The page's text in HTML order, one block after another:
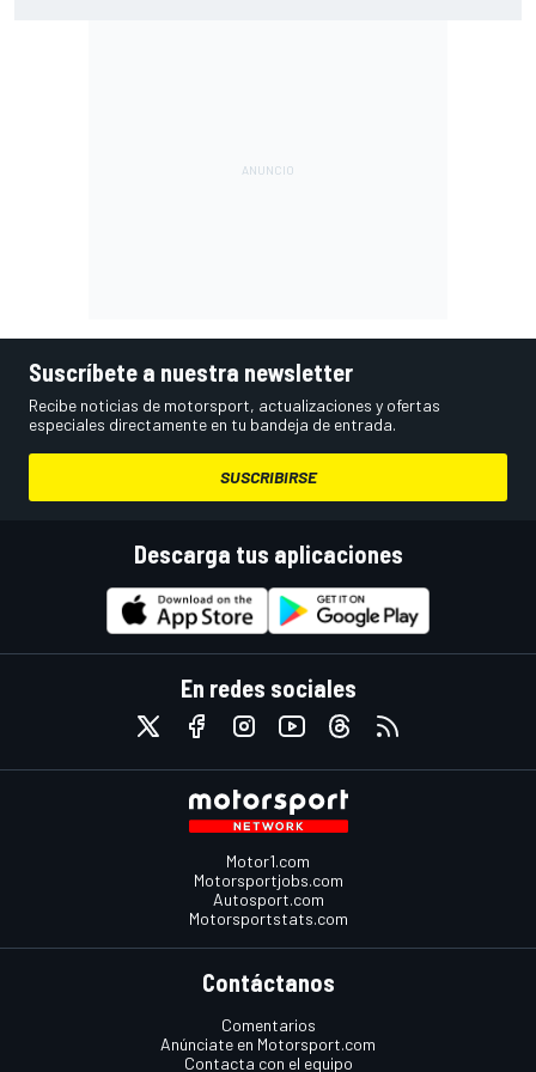
Suscríbete a nuestra newsletter
Recibe noticias de motorsport, actualizaciones y ofertas
especiales directamente en tu bandeja de entrada.
SUSCRIBIRSE
Descarga tus aplicaciones
En redes sociales
Motor1.com
Motorsportjobs.com
Autosport.com
Motorsportstats.com
Contáctanos
Comentarios
Anúnciate en Motorsport.com
Contacta con el equipo